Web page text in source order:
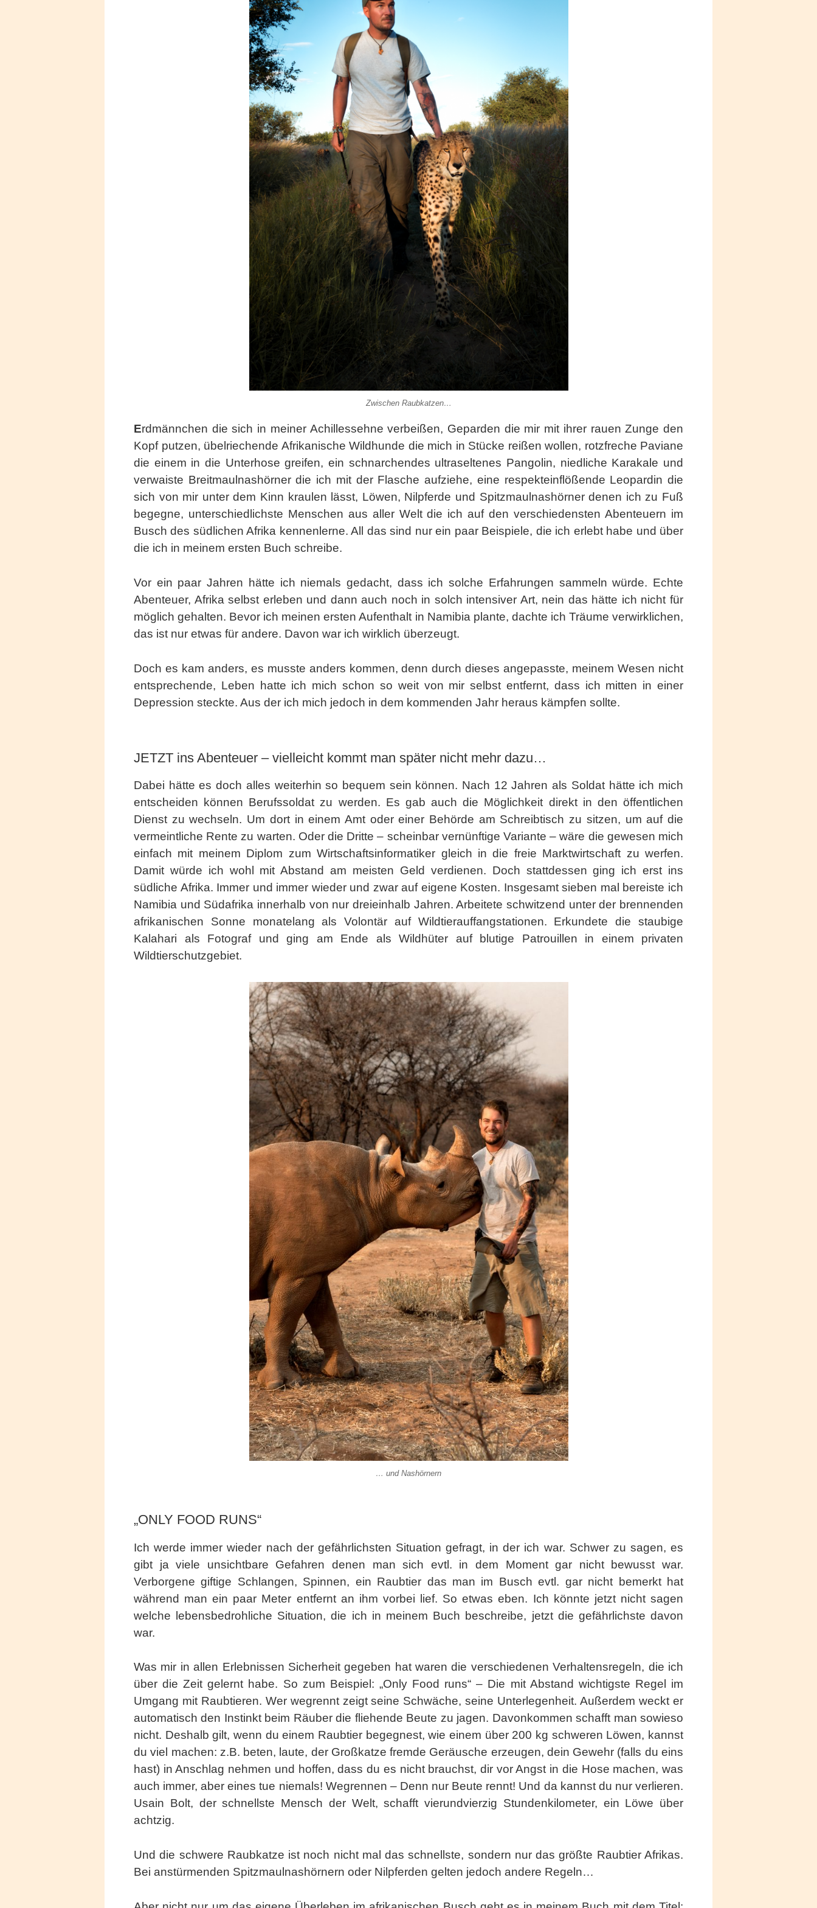
Zwischen Raubkatzen…
Erdmännchen die sich in meiner Achillessehne verbeißen, Geparden die mir mit ihrer rauen Zunge den
Kopf putzen, übelriechende Afrikanische Wildhunde die mich in Stücke reißen wollen, rotzfreche Paviane
die einem in die Unterhose greifen, ein schnarchendes ultraseltenes Pangolin, niedliche Karakale und
verwaiste Breitmaulnashörner die ich mit der Flasche aufziehe, eine respekteinflößende Leopardin die
sich von mir unter dem Kinn kraulen lässt, Löwen, Nilpferde und Spitzmaulnashörner denen ich zu Fuß
begegne, unterschiedlichste Menschen aus aller Welt die ich auf den verschiedensten Abenteuern im
Busch des südlichen Afrika kennenlerne. All das sind nur ein paar Beispiele, die ich erlebt habe und über
die ich in meinem ersten Buch schreibe.
Vor ein paar Jahren hätte ich niemals gedacht, dass ich solche Erfahrungen sammeln würde. Echte
Abenteuer, Afrika selbst erleben und dann auch noch in solch intensiver Art, nein das hätte ich nicht für
möglich gehalten. Bevor ich meinen ersten Aufenthalt in Namibia plante, dachte ich Träume verwirklichen,
das ist nur etwas für andere. Davon war ich wirklich überzeugt.
Doch es kam anders, es musste anders kommen, denn durch dieses angepasste, meinem Wesen nicht
entsprechende, Leben hatte ich mich schon so weit von mir selbst entfernt, dass ich mitten in einer
Depression steckte. Aus der ich mich jedoch in dem kommenden Jahr heraus kämpfen sollte.
JETZT ins Abenteuer – vielleicht kommt man später nicht mehr dazu…
Dabei hätte es doch alles weiterhin so bequem sein können. Nach 12 Jahren als Soldat hätte ich mich
entscheiden können Berufssoldat zu werden. Es gab auch die Möglichkeit direkt in den öffentlichen
Dienst zu wechseln. Um dort in einem Amt oder einer Behörde am Schreibtisch zu sitzen, um auf die
vermeintliche Rente zu warten. Oder die Dritte – scheinbar vernünftige Variante – wäre die gewesen mich
einfach mit meinem Diplom zum Wirtschaftsinformatiker gleich in die freie Marktwirtschaft zu werfen.
Damit würde ich wohl mit Abstand am meisten Geld verdienen. Doch stattdessen ging ich erst ins
südliche Afrika. Immer und immer wieder und zwar auf eigene Kosten. Insgesamt sieben mal bereiste ich
Namibia und Südafrika innerhalb von nur dreieinhalb Jahren. Arbeitete schwitzend unter der brennenden
afrikanischen Sonne monatelang als Volontär auf Wildtierauffangstationen. Erkundete die staubige
Kalahari als Fotograf und ging am Ende als Wildhüter auf blutige Patrouillen in einem privaten
Wildtierschutzgebiet.
… und Nashörnern
„ONLY FOOD RUNS“
Ich werde immer wieder nach der gefährlichsten Situation gefragt, in der ich war. Schwer zu sagen, es
gibt ja viele unsichtbare Gefahren denen man sich evtl. in dem Moment gar nicht bewusst war.
Verborgene giftige Schlangen, Spinnen, ein Raubtier das man im Busch evtl. gar nicht bemerkt hat
während man ein paar Meter entfernt an ihm vorbei lief. So etwas eben. Ich könnte jetzt nicht sagen
welche lebensbedrohliche Situation, die ich in meinem Buch beschreibe, jetzt die gefährlichste davon
war.
Was mir in allen Erlebnissen Sicherheit gegeben hat waren die verschiedenen Verhaltensregeln, die ich
über die Zeit gelernt habe. So zum Beispiel: „Only Food runs“ – Die mit Abstand wichtigste Regel im
Umgang mit Raubtieren. Wer wegrennt zeigt seine Schwäche, seine Unterlegenheit. Außerdem weckt er
automatisch den Instinkt beim Räuber die fliehende Beute zu jagen. Davonkommen schafft man sowieso
nicht. Deshalb gilt, wenn du einem Raubtier begegnest, wie einem über 200 kg schweren Löwen, kannst
du viel machen: z.B. beten, laute, der Großkatze fremde Geräusche erzeugen, dein Gewehr (falls du eins
hast) in Anschlag nehmen und hoffen, dass du es nicht brauchst, dir vor Angst in die Hose machen, was
auch immer, aber eines tue niemals! Wegrennen – Denn nur Beute rennt! Und da kannst du nur verlieren.
Usain Bolt, der schnellste Mensch der Welt, schafft vierundvierzig Stundenkilometer, ein Löwe über
achtzig.
Und die schwere Raubkatze ist noch nicht mal das schnellste, sondern nur das größte Raubtier Afrikas.
Bei anstürmenden Spitzmaulnashörnern oder Nilpferden gelten jedoch andere Regeln…